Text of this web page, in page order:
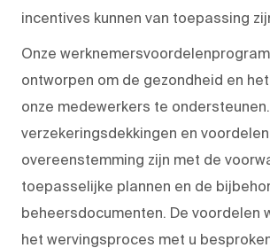
incentives kunnen van toepassing
Onze
ontworpen om de gezondheid en
onze medewerkers te
verzekeringsdekkingen en
overeenstemming zijn met de
toepasselijke plannen en de
beheersdocumenten. De voordelen
het wervingsproces met u